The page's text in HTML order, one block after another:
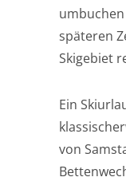
späteren
Skigebiet
Ein
von